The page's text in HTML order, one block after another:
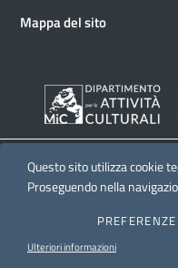
Mappa del sito
© 2026 Direzione
Questo sito utilizza cookie
Proseguendo nella
PREFERENZE
Ulteriori informazioni